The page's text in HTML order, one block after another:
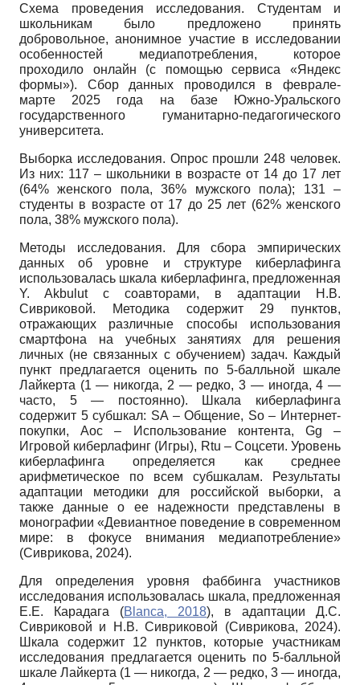
Схема проведения исследования. Студентам и
школьникам было предложено принять
добровольное, анонимное участие в исследовании
особенностей медиапотребления, которое
проходило онлайн (с помощью сервиса «Яндекс
формы»). Сбор данных проводился в феврале-
марте 2025 года на базе Южно-Уральского
государственного гуманитарно-педагогического
университета.
Выборка исследования. Опрос прошли 248 человек.
Из них: 117 – школьники в возрасте от 14 до 17 лет
(64% женского пола, 36% мужского пола); 131 –
студенты в возрасте от 17 до 25 лет (62% женского
пола, 38% мужского пола).
Методы исследования. Для сбора эмпирических
данных об уровне и структуре киберлафинга
использовалась шкала киберлафинга, предложенная
Y. Akbulut с соавторами, в адаптации Н.В.
Сивриковой. Методика содержит 29 пунктов,
отражающих различные способы использования
смартфона на учебных занятиях для решения
личных (не связанных с обучением) задач. Каждый
пункт предлагается оценить по 5-балльной шкале
Лайкерта (1 — никогда, 2 — редко, 3 — иногда, 4 —
часто, 5 — постоянно). Шкала киберлафинга
содержит 5 субшкал: SA – Общение, So – Интернет-
покупки, Aoc – Использование контента, Gg –
Игровой киберлафинг (Игры), Rtu – Соцсети. Уровень
киберлафинга определяется как среднее
арифметическое по всем субшкалам. Результаты
адаптации методики для российской выборки, а
также данные о ее надежности представлены в
монографии «Девиантное поведение в современном
мире: в фокусе внимания медиапотребление»
(Сиврикова, 2024).
Для определения уровня фаббинга участников
исследования использовалась шкала, предложенная
E.Е. Карадага (Blanca, 2018), в адаптации Д.С.
Сивриковой и Н.В. Сивриковой (Сиврикова, 2024).
Шкала содержит 12 пунктов, которые участникам
исследования предлагается оценить по 5-балльной
шкале Лайкерта (1 — никогда, 2 — редко, 3 — иногда,